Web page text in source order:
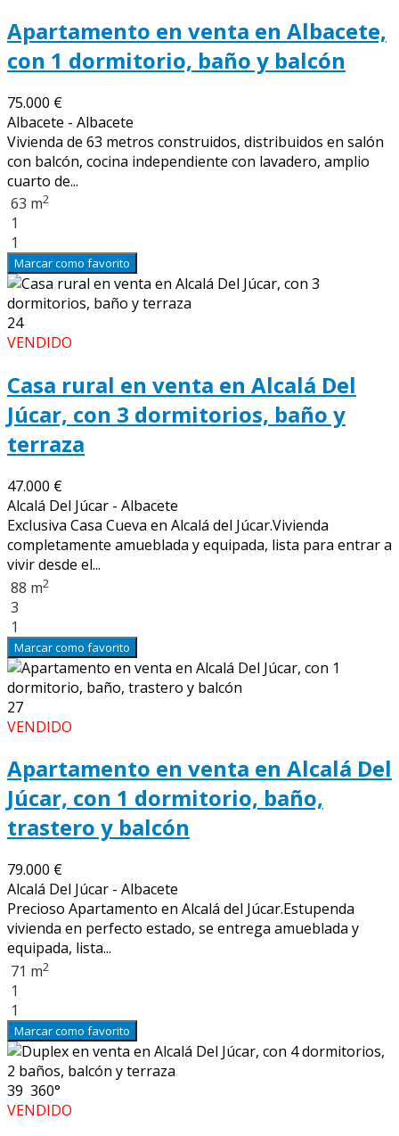
Apartamento en venta en Albacete,
con 1 dormitorio, baño y balcón
75.000 €
Albacete - Albacete
Vivienda de 63 metros construidos, distribuidos en salón
con balcón, cocina independiente con lavadero, amplio
cuarto de...
63 m2
1
1
Marcar como favorito
24
VENDIDO
Casa rural en venta en Alcalá Del
Júcar, con 3 dormitorios, baño y
terraza
47.000 €
Alcalá Del Júcar - Albacete
Exclusiva Casa Cueva en Alcalá del Júcar.Vivienda
completamente amueblada y equipada, lista para entrar a
vivir desde el...
88 m2
3
1
Marcar como favorito
27
VENDIDO
Apartamento en venta en Alcalá Del
Júcar, con 1 dormitorio, baño,
trastero y balcón
79.000 €
Alcalá Del Júcar - Albacete
Precioso Apartamento en Alcalá del Júcar.Estupenda
vivienda en perfecto estado, se entrega amueblada y
equipada, lista...
71 m2
1
1
Marcar como favorito
39 360°
VENDIDO